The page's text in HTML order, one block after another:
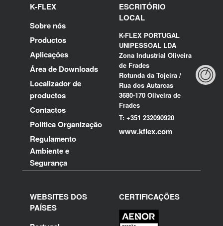
K-FLEX
Sobre nós
Productos
Aplicações
Área de Downloads
Localizador de
productos
Contactos
Politica Organização
Regulamento
Ambiente e
Segurança
ESCRITÓRIO
LOCAL
K-FLEX PORTUGAL
UNIPESSOAL LDA
Zona Industrial Oliveira
de Frades
Rotunda da Tojeira /
Rua dos Autarcas
3680-170 Oliveira de
Frades
T: +351 232090920
www.kflex.com
WEBSITES DOS
PAÍSES
CERTIFICAÇÕES